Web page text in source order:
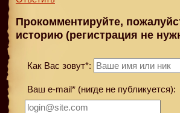
Прокомментируйте,
историю (регистрация не
Как Вас зовут*:
Ваш e-mail* (нигде не публикуется):